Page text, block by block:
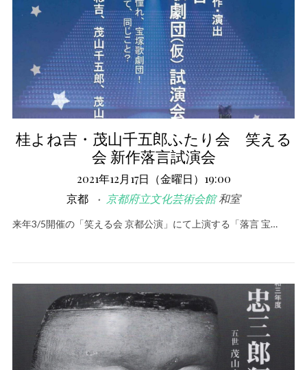
桂よね吉・茂山千五郎ふたり会 笑える
会 新作落言試演会
2021年12月17日（金曜日）19:00
京都
京都府立文化芸術会館和室
来年3/5開催の「笑える会 京都公演」にて上演する「落言 宝…